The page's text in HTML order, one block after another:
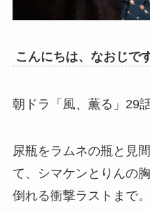
こんにちは、なおじです
朝ドラ「風、薫る」29
尿瓶をラムネの瓶と見
て、シマケンとりんの
倒れる衝撃ラストまで。